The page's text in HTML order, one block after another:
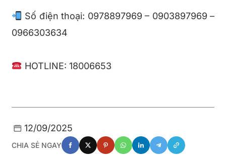
Số điện thoại: 0978897969 – 0903897969 –
0966303634
HOTLINE: 18006653
12/09/2025
CHIA SẺ NGAY